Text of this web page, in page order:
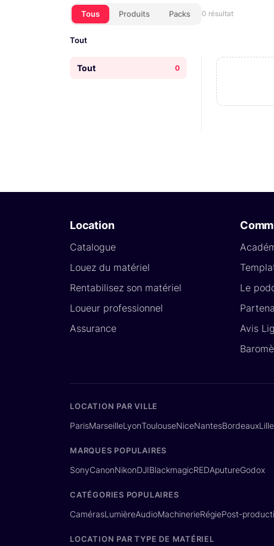
Tous Produits Packs 0 résultat
Tout
Tout 0
Location
Catalogue
Louez du matériel
Rentabilisez son matériel
Loueur professionnel
Assurance
Le
Avis
LOCATION PAR VILLE
ParisMarseilleLyonToulouseNiceNantesBordeauxLille
MARQUES POPULAIRES
SonyCanonNikonDJIBlackmagicREDAputureGodox
CATÉGORIES POPULAIRES
CamérasLumièreAudioMachinerieRégiePost-
LOCATION PAR TYPE DE MATÉRIEL